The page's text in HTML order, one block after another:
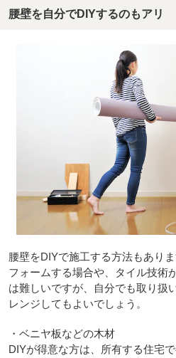
腰壁を自分でDIYするのもアリ
腰壁をDIYで施工する方法もあり
フォームする場合や、タイル技術
は難しいですが、自分でも取り扱
レンジしてもよいでしょう。
・ベニヤ板などの木材
DIYが得意な方は、所有する住宅